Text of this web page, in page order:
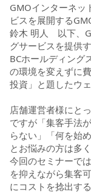
GMOインターネッ
ビスを展開する
鈴木 明人 以下、
グサービスを提供
BCホールディング
の環境を変えずに
投資」と題したウ
店舗運営者様にと
ですが「集客手法
らない」「何を始
とお悩みの方は多
今回のセミナーで
を抑えながら集客
にコストを捻出す